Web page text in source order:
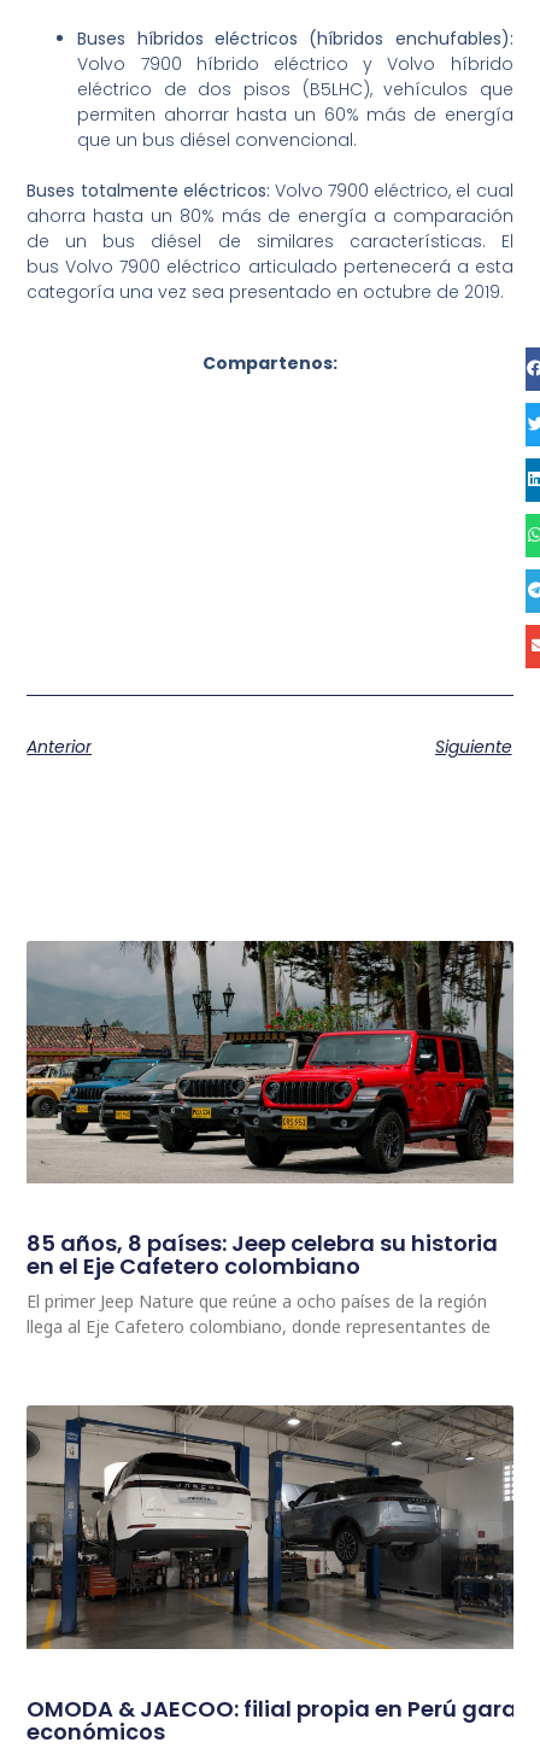
Buses híbridos eléctricos (híbridos enchufables):
Volvo 7900 híbrido eléctrico y Volvo híbrido
eléctrico de dos pisos (B5LHC), vehículos que
permiten ahorrar hasta un 60% más de energía
que un bus diésel convencional.
Buses totalmente eléctricos: Volvo 7900 eléctrico, el cual
ahorra hasta un 80% más de energía a comparación
de un bus diésel de similares características. El
bus Volvo 7900 eléctrico articulado pertenecerá a esta
categoría una vez sea presentado en octubre de 2019.
Compartenos:
Anterior Siguiente
85 años, 8 países: Jeep celebra su historia
en el Eje Cafetero colombiano
El primer Jeep Nature que reúne a ocho países de la región
llega al Eje Cafetero colombiano, donde representantes de
OMODA & JAECOO: filial propia en Perú
económicos